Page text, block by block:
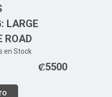
LARGE
ROAD
en Stock
₡5500